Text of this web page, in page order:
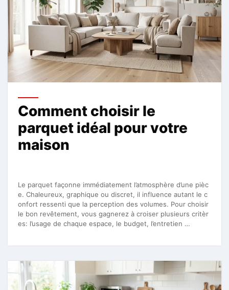
Comment choisir le
parquet idéal pour votre
maison
Le parquet façonne immédiatement l’atmosphère d’une pièc
e. Chaleureux, graphique ou discret, il influence autant le c
onfort ressenti que la perception des volumes. Pour choisir
le bon revêtement, vous gagnerez à croiser plusieurs critèr
es: l’usage de chaque espace, le budget, l’entretien …